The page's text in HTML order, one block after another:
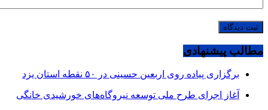
مطالب پیشنهادی
برگزاری پیاده روی اربعین حسینی در ۵۰ نقطه استان یزد
آغاز اجرای طرح ملی توسعه نیروگاه‌های خورشیدی خانگی